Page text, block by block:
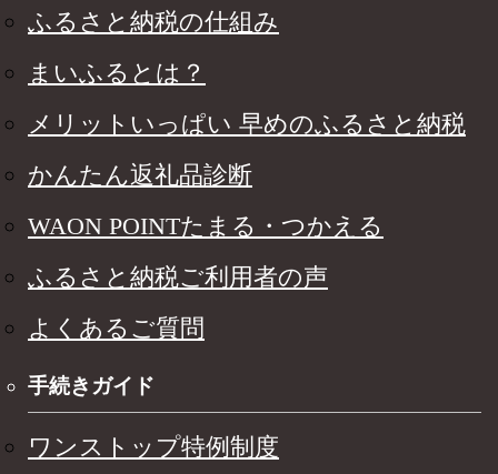
ふるさと納税の仕組み
まいふるとは？
メリットいっぱい 早めのふるさと納税
かんたん返礼品診断
WAON POINTたまる・つかえる
ふるさと納税ご利用者の声
よくあるご質問
手続きガイド
ワンストップ特例制度